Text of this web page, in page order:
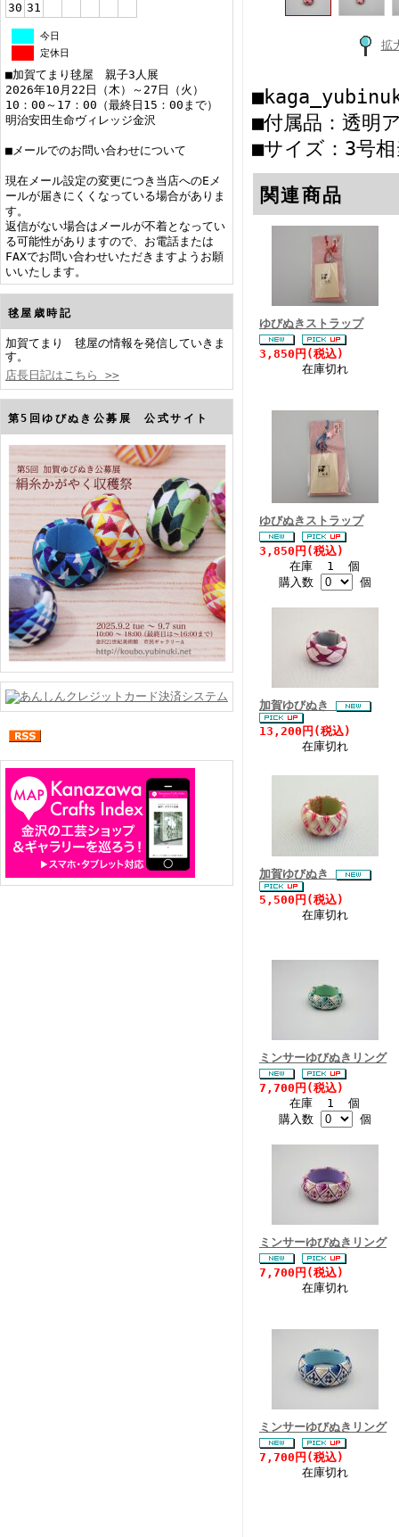
30 31
今日
定休日
■加賀てまり毬屋 親子3人展
2026年10月22日（木）～27日（火）
10：00～17：00（最終日15：00まで）
明治安田生命ヴィレッジ金沢
■メールでのお問い合わせについて
現在メール設定の変更につき当店へのEメ
ールが届きにくくなっている場合がありま
す。
返信がない場合はメールが不着となってい
る可能性がありますので、お電話または
FAXでお問い合わせいただきますようお願
いいたします。
毬屋歳時記
加賀てまり 毬屋の情報を発信していきま
す。
店長日記はこちら >>
第5回ゆびぬき公募展 公式サイト
拡
■付属品：透明
■サイズ：3号
関連商品
ゆびぬきストラップ
3,850円(税込)
在庫切れ
ゆびぬきストラップ
3,850円(税込)
在庫 1 個
購入数
個
加賀ゆびぬき
13,200円(税込)
在庫切れ
加賀ゆびぬき
5,500円(税込)
在庫切れ
ミンサーゆびぬきリング
7,700円(税込)
在庫 1 個
購入数
個
ミンサーゆびぬきリング
7,700円(税込)
在庫切れ
ミンサーゆびぬきリング
7,700円(税込)
在庫切れ